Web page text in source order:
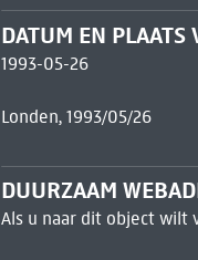
DATUM EN PLAATS
1993-05-26
Londen, 1993/05/26
DUURZAAM
Als u naar dit object wilt